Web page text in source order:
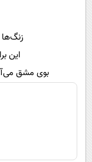
این
بوی مشق